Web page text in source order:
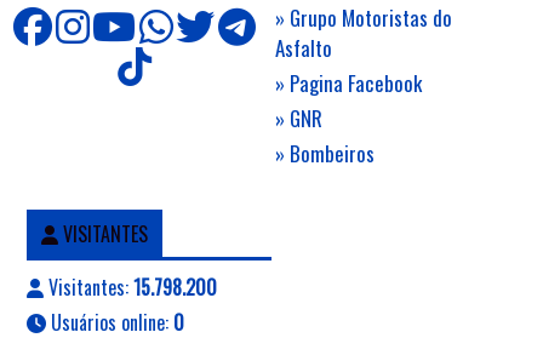
» Grupo Motoristas do
Asfalto
» Pagina Facebook
» GNR
» Bombeiros
VISITANTES
Visitantes:15.798.200
Usuários online: 0